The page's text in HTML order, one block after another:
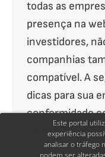
todas as
presença na
investidores,
companhias
compatível. A
dicas para sua
conformidade
públicos no
Este portal
experiência
analisar o tráfego
podem ser